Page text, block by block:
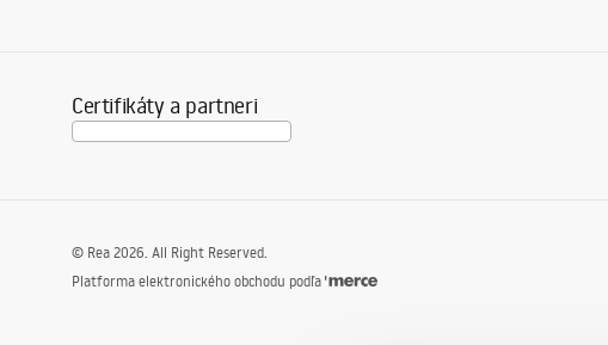
Certifikáty a partneri
© Rea 2026. All Right Reserved.
Platforma elektronického obchodu podľa